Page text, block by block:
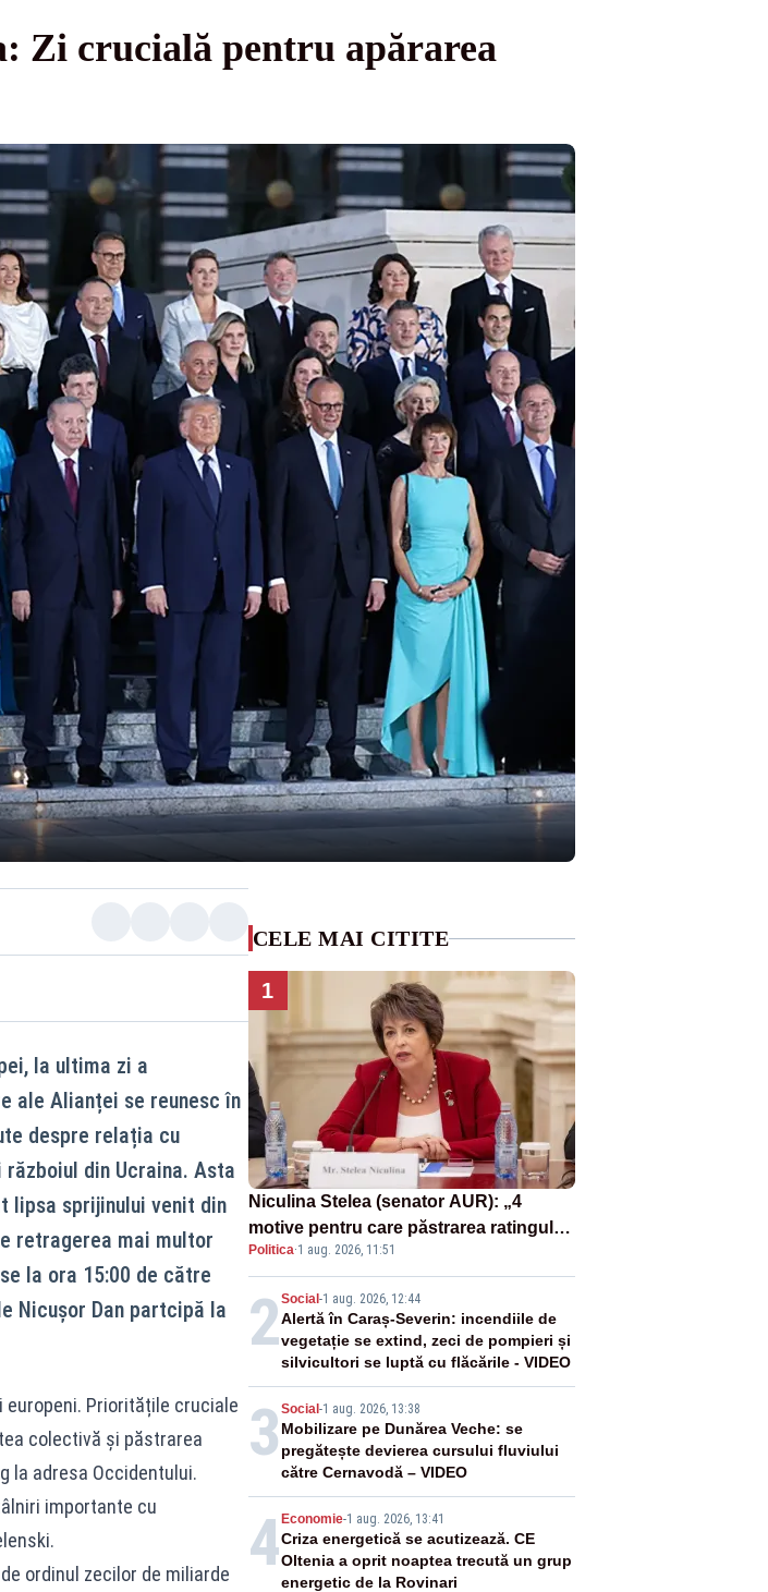
Zi crucială pentru apărarea
la ultima zi a
ale Alianței se reunesc în
despre relația cu
din Ucraina. Asta
lipsa sprijinului venit din
retragerea mai multor
la ora 15:00 de către
Nicușor Dan partcipă la
Prioritățile cruciale
colectivă și păstrarea
la adresa Occidentului.
importante cu
ordinul zecilor de miliarde
CELE MAI CITITE
1
Niculina Stelea (senator AUR): „4
motive pentru care păstrarea ratingului
de țară nu este o reușită pentru
Guvernul Bolojan”
Politica·1 aug. 2026, 11:51
2Social -1 aug. 2026, 12:44
Alertă în Caraș-Severin: incendiile de
vegetație se extind, zeci de pompieri și
silvicultori se luptă cu flăcările - VIDEO
3 Social -1 aug. 2026, 13:38
Mobilizare pe Dunărea Veche: se
pregătește devierea cursului fluviului
către Cernavodă – VIDEO
4 Economie-1 aug. 2026, 13:41
Criza energetică se acutizează. CE
Oltenia a oprit noaptea trecută un grup
energetic de la Rovinari